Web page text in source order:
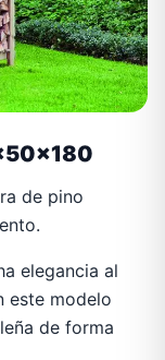
de pino
elegancia al
este modelo
de forma